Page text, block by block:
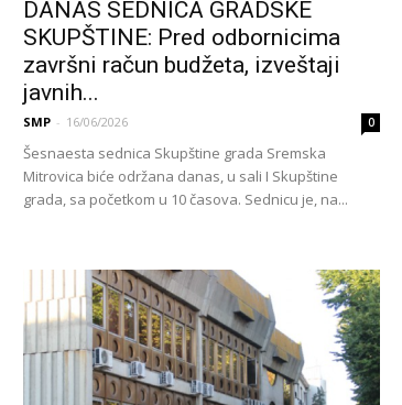
DANAS SEDNICA GRADSKE
SKUPŠTINE: Pred odbornicima
završni račun budžeta, izveštaji
javnih...
SMP - 16/06/2026 0
Šesnaesta sednica Skupštine grada Sremska
Mitrovica biće održana danas, u sali I Skupštine
grada, sa početkom u 10 časova. Sednicu je, na...